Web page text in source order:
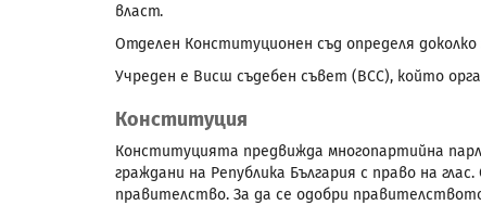
власт.
Отделен Конституционен съд определя
Учреден е Висш съдебен съвет (ВСС), който
Конституция
Конституцията предвижда многопартийна
граждани на Република България с право на
правителство. За да се одобри